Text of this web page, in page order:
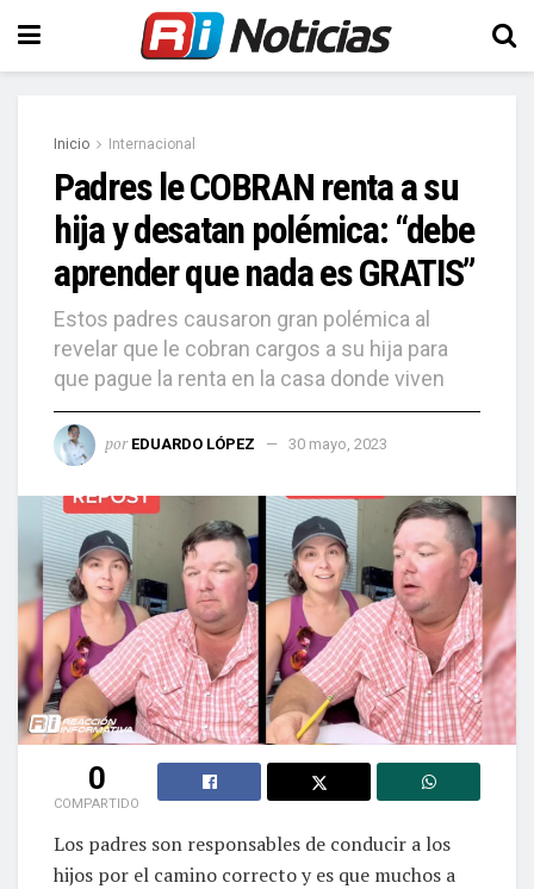
Inicio Internacional
Padres le COBRAN renta a su
hija y desatan polémica: “debe
aprender que nada es GRATIS”
Estos padres causaron gran polémica al
revelar que le cobran cargos a su hija para
que pague la renta en la casa donde viven
por EDUARDO LÓPEZ 30 mayo, 2023
0
COMPARTIDO
Los padres son responsables de conducir a los
hijos por el camino correcto y es que muchos a